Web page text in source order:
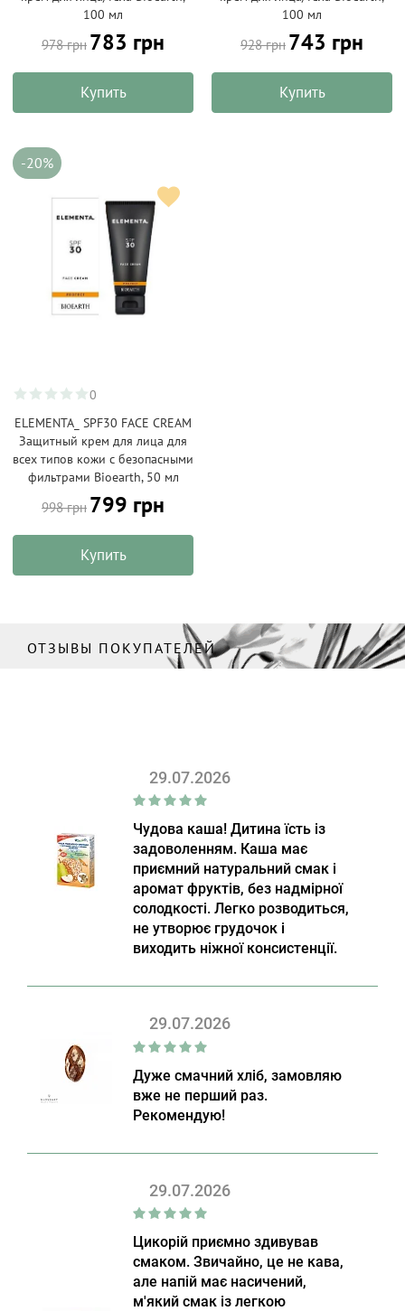
100 мл
978 грн 783 грн
Купить
100 мл
928 грн 743 грн
Купить
-20%
0
ELEMENTA_ SPF30 FACE CREAM
Защитный крем для лица для
всех типов кожи с безопасными
фильтрами Bioearth, 50 мл
998 грн 799 грн
Купить
ОТЗЫВЫ ПОКУПАТЕЛЕЙ
29.07.2026
Чудова каша! Дитина їсть із
задоволенням. Каша має
приємний натуральний смак і
аромат фруктів, без надмірної
солодкості. Легко розводиться,
не утворює грудочок і
виходить ніжної консистенції.
29.07.2026
Дуже смачний хліб, замовляю
вже не перший раз.
Рекомендую!
29.07.2026
Цикорій приємно здивував
смаком. Звичайно, це не кава,
але напій має насичений,
м'який смак із легкою